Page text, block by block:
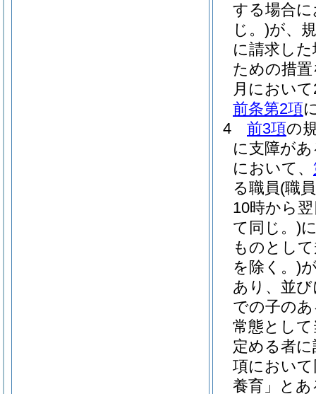
する場合
じ。)が、
に請求し
ための措
月におい
前条第2項
4
前3項の
に支障が
において、
る職員(職
10時から
て同じ。)
ものとし
を除く。)
あり、並
での子の
常態とし
定める者
項におい
養育」と